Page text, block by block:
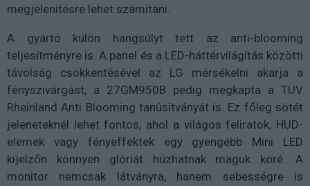
megjelenítésre lehet számítani.
A gyártó külön hangsúlyt tett az anti-blooming
teljesítményre is. A panel és a LED-háttérvilágítás közötti
távolság csökkentésével az LG mérsékelni akarja a
fényszivárgást, a 27GM950B pedig megkapta a TÜV
Rheinland Anti Blooming tanúsítványát is. Ez főleg sötét
jeleneteknél lehet fontos, ahol a világos feliratok, HUD-
elemek vagy fényeffektek egy gyengébb Mini LED
kijelzőn könnyen glóriát húzhatnak maguk köré. A
monitor nemcsak látványra, hanem sebességre is